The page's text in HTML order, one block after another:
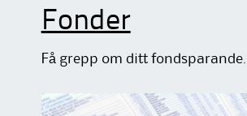
Fonder
Få grepp om ditt fondsparande.